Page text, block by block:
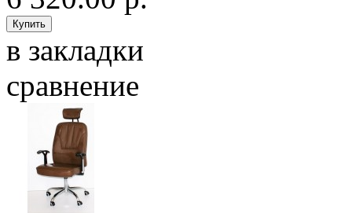
в закладки
сравнение